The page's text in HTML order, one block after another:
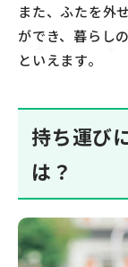
また、ふたを外
ができ、 暮らし
といえます。
持ち運び
は？